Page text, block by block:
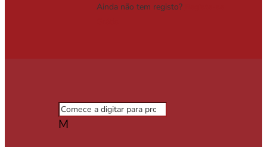
Ainda não tem registo?
M